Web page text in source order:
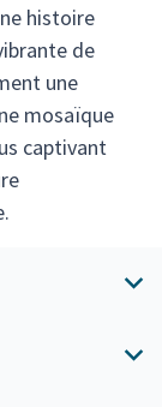
histoire
de
une
mosaïque
captivant